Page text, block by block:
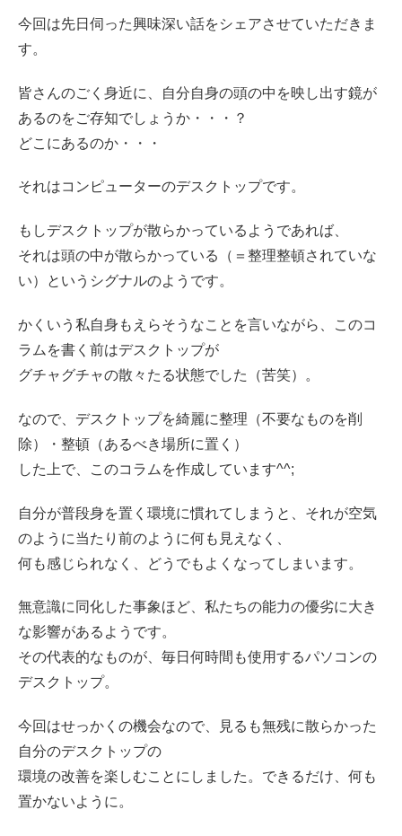
今回は先日伺った興味深い話をシェアさせていただきま
す。
皆さんのごく身近に、自分自身の頭の中を映し出す鏡が
あるのをご存知でしょうか・・・？
どこにあるのか・・・
それはコンピューターのデスクトップです。
もしデスクトップが散らかっているようであれば、
それは頭の中が散らかっている（＝整理整頓されていな
い）というシグナルのようです。
かくいう私自身もえらそうなことを言いながら、このコ
ラムを書く前はデスクトップが
グチャグチャの散々たる状態でした（苦笑）。
なので、デスクトップを綺麗に整理（不要なものを削
除）・整頓（あるべき場所に置く）
した上で、このコラムを作成しています^^;
自分が普段身を置く環境に慣れてしまうと、それが空気
のように当たり前のように何も見えなく、
何も感じられなく、どうでもよくなってしまいます。
無意識に同化した事象ほど、私たちの能力の優劣に大き
な影響があるようです。
その代表的なものが、毎日何時間も使用するパソコンの
デスクトップ。
今回はせっかくの機会なので、見るも無残に散らかった
自分のデスクトップの
環境の改善を楽しむことにしました。できるだけ、何も
置かないように。